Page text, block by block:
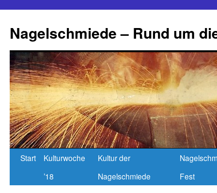
Nagelschmiede – Rund um
Start
Kulturwoche
’18
Kultur der
Nagelschmiede
Fest